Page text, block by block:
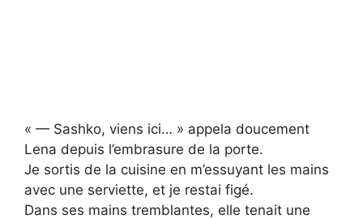
« — Sashko, viens ici… » appela doucement
Lena depuis l’embrasure de la porte.
Je sortis de la cuisine en m’essuyant les mains
avec une serviette, et je restai figé.
Dans ses mains tremblantes, elle tenait une